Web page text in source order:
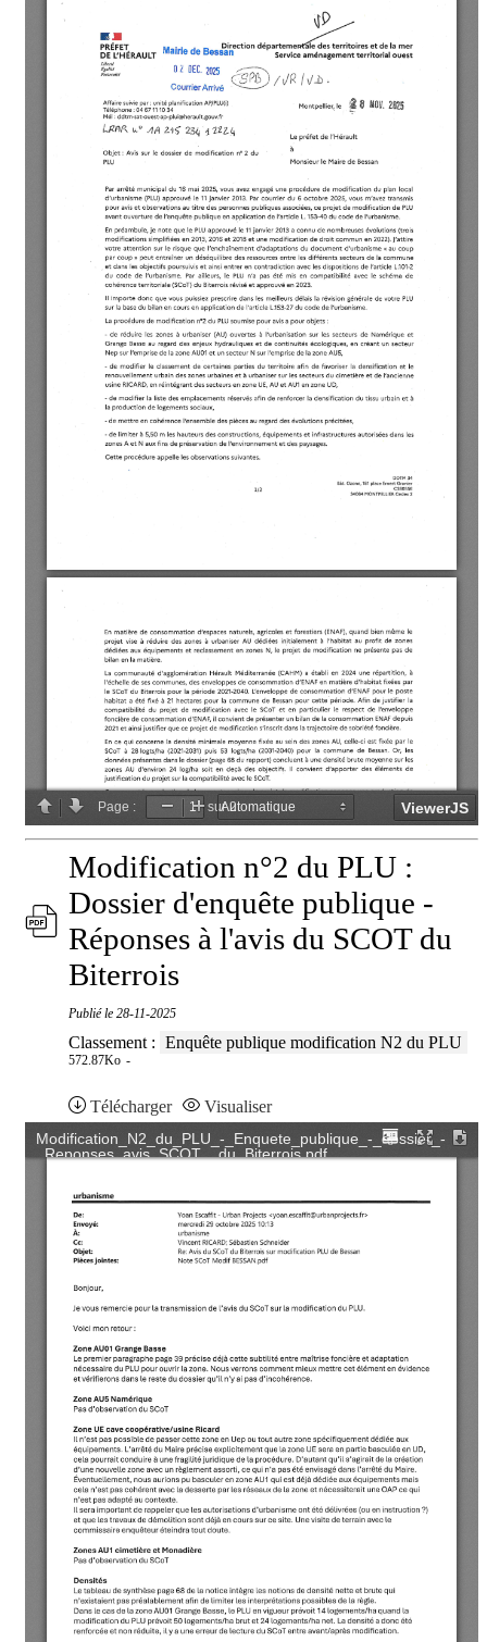
Modification n°2 du PLU :
Dossier d'enquête publique -
Réponses à l'avis du SCOT du
Biterrois
Publié le 28-11-2025
Classement : Enquête publique modification N2 du PLU
572.87Ko
Télécharger Visualiser